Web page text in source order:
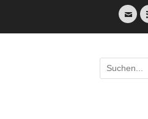
E-
Mail
Suche
nach: